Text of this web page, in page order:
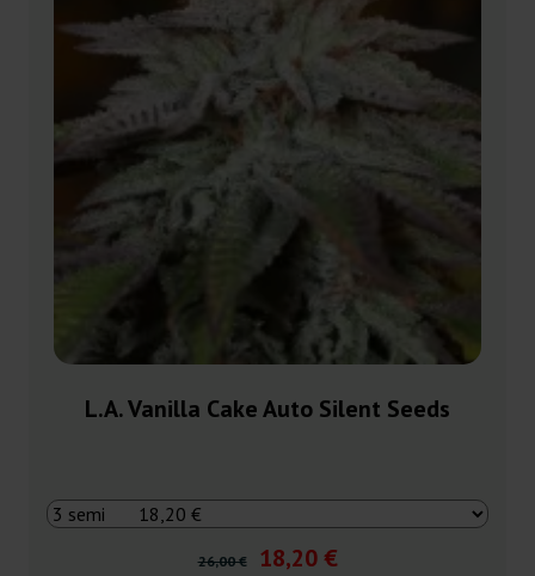
L.A. Vanilla Cake Auto Silent Seeds
26,00 € 18,20 €